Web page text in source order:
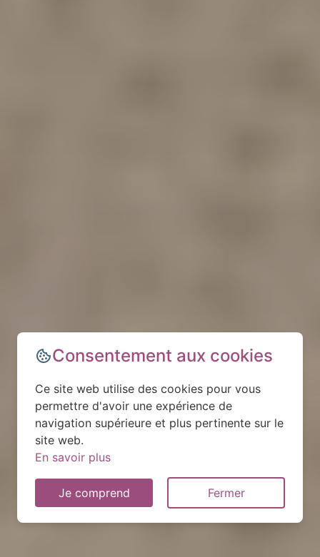
Consentement aux cookies
Ce site web utilise des cookies pour vous
permettre d'avoir une expérience de
navigation supérieure et plus pertinente sur le
site web.
En savoir plus
Je comprend Fermer